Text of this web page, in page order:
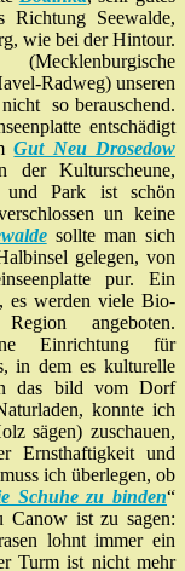
Richtung Seewalde,
wie bei der Hintour.
Radweg) unseren
so berauschend.
entschädigt
Gut Neu Drosedow
Kulturscheune,
und Park ist schön
un keine
sollte man sich
gelegen, von
pur. Ein
es werden viele Bio-
angeboten.
Einrichtung für
in dem es kulturelle
das bild vom Dorf
konnte ich
sägen) zuschauen,
Ernsthaftigkeit und
ich überlegen, ob
Schuhe zu binden“
Canow ist zu sagen:
lohnt immer ein
Turm ist nicht mehr